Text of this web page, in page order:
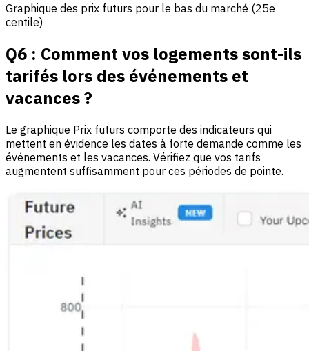
Graphique des prix futurs pour le bas du marché (25e
centile)
Q6 : Comment vos logements sont-ils
tarifés lors des événements et
vacances ?
Le graphique Prix futurs comporte des indicateurs qui
mettent en évidence les dates à forte demande comme les
événements et les vacances. Vérifiez que vos tarifs
augmentent suffisamment pour ces périodes de pointe.